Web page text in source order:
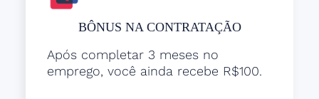
BÔNUS NA CONTRATAÇÃO
Após completar 3 meses no
emprego, você ainda recebe R$100.